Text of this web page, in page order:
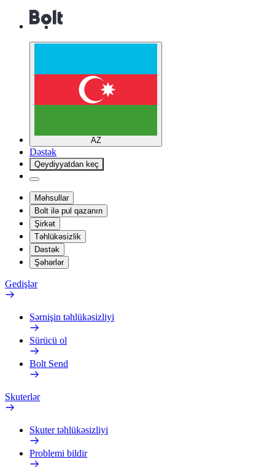
AZ
Dəstək
Qeydiyyatdan keç
Məhsullar
Bolt ilə pul qazanın
Şirkət
Təhlükəsizlik
Dəstək
Şəhərlər
Gedişlər
Sərnişin təhlükəsizliyi
Sürücü ol
Bolt Send
Skuterlər
Skuter təhlükəsizliyi
Problemi bildir